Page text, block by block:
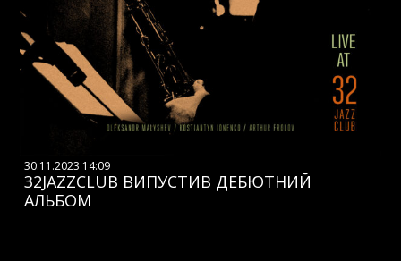
30.11.2023 14:09
32JAZZCLUB ВИПУСТИВ ДЕБЮТНИЙ
АЛЬБОМ